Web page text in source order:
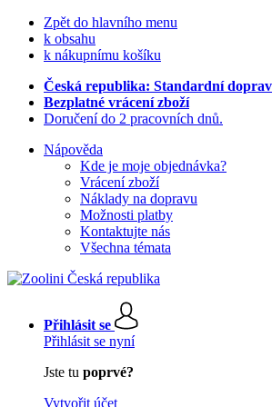
Zpět do hlavního menu
k obsahu
k nákupnímu košíku
Česká republika: Standardní
Bezplatné vrácení zboží
Doručení do 2 pracovních dnů.
Nápověda
Kde je moje objednávka?
Vrácení zboží
Náklady na dopravu
Možnosti platby
Kontaktujte nás
Všechna témata
Přihlásit se
Přihlásit se nyní
Jste tu poprvé?
Vytvořit účet